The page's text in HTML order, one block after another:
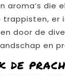
aroma’s die
trappisten, er
door de
en
de